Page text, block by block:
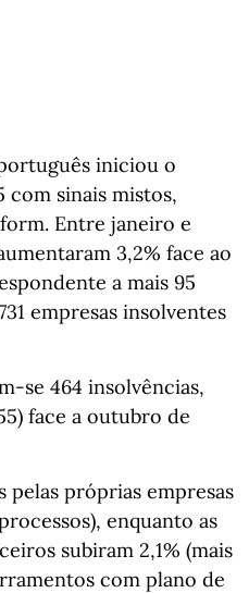
iniciou o
sinais mistos,
Entre janeiro e
3,2% face ao
a mais 95
empresas insolventes
464 insolvências,
face a outubro de
pelas próprias empresas
enquanto as
subiram 2,1% (mais
com plano de